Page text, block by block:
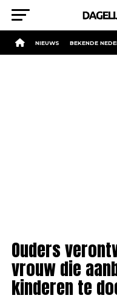
NIEUWS BEKENDE
Ouders
vrouw die
kinderen te